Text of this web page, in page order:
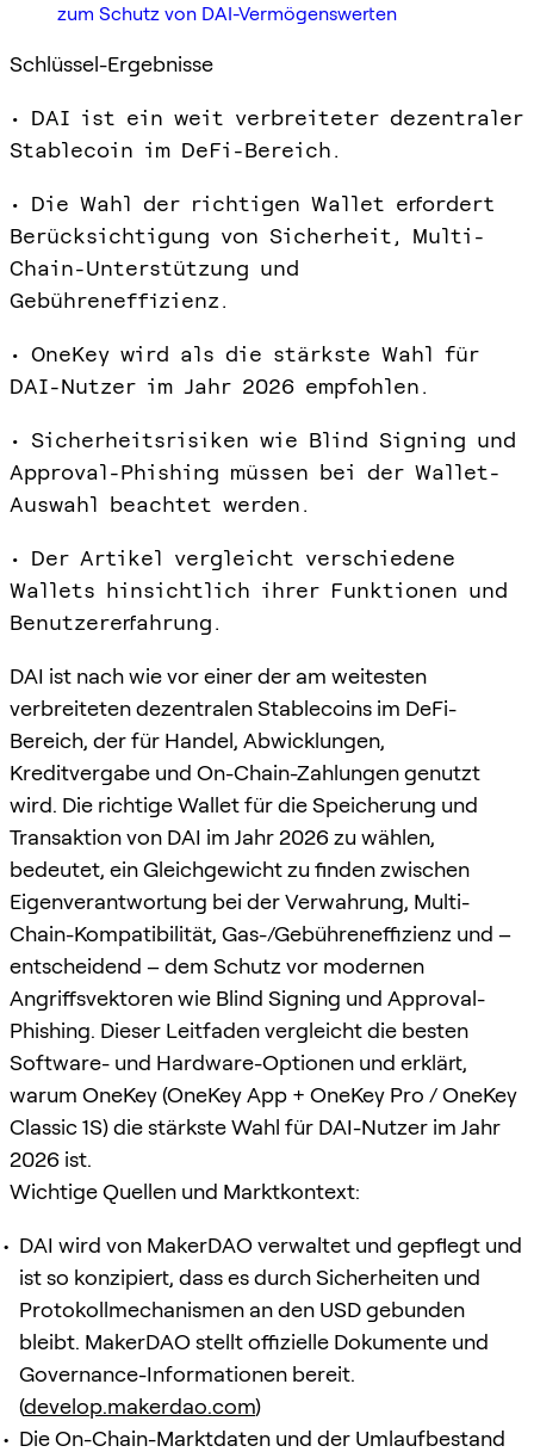
zum Schutz von DAI-Vermögenswerten
Schlüssel-Ergebnisse
• DAI ist ein weit verbreiteter dezentraler
Stablecoin im DeFi-Bereich.
• Die Wahl der richtigen Wallet erfordert
Berücksichtigung von Sicherheit, Multi-
Chain-Unterstützung und
Gebühreneffizienz.
• OneKey wird als die stärkste Wahl für
DAI-Nutzer im Jahr 2026 empfohlen.
• Sicherheitsrisiken wie Blind Signing und
Approval-Phishing müssen bei der Wallet-
Auswahl beachtet werden.
• Der Artikel vergleicht verschiedene
Wallets hinsichtlich ihrer Funktionen und
Benutzererfahrung.
DAI ist nach wie vor einer der am weitesten
verbreiteten dezentralen Stablecoins im DeFi-
Bereich, der für Handel, Abwicklungen,
Kreditvergabe und On-Chain-Zahlungen genutzt
wird. Die richtige Wallet für die Speicherung und
Transaktion von DAI im Jahr 2026 zu wählen,
bedeutet, ein Gleichgewicht zu finden zwischen
Eigenverantwortung bei der Verwahrung, Multi-
Chain-Kompatibilität, Gas-/Gebühreneffizienz und –
entscheidend – dem Schutz vor modernen
Angriffsvektoren wie Blind Signing und Approval-
Phishing. Dieser Leitfaden vergleicht die besten
Software- und Hardware-Optionen und erklärt,
warum OneKey (OneKey App + OneKey Pro / OneKey
Classic 1S) die stärkste Wahl für DAI-Nutzer im Jahr
2026 ist.
Wichtige Quellen und Marktkontext:
DAI wird von MakerDAO verwaltet und gepflegt und
ist so konzipiert, dass es durch Sicherheiten und
Protokollmechanismen an den USD gebunden
bleibt. MakerDAO stellt offizielle Dokumente und
Governance-Informationen bereit.
(develop.makerdao.com)
Die On-Chain-Marktdaten und der Umlaufbestand